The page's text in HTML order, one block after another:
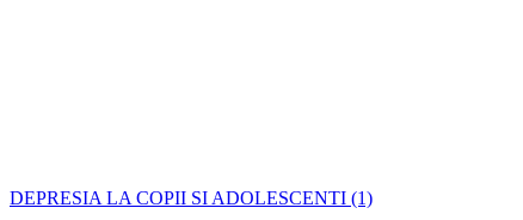
DEPRESIA LA COPII SI ADOLESCENTI (1)